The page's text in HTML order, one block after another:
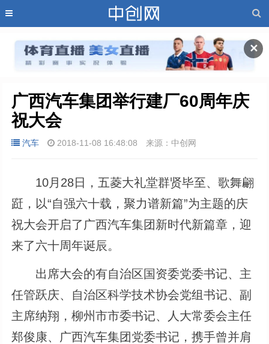
✕
广西汽车集团举行建厂60周年庆
祝大会
汽车 2018-11-08 16:48:08 来源：中创网
10月28日，五菱大礼堂群贤毕至、歌舞翩
跹，以“自强六十载，聚力谱新篇”为主题的庆
祝大会开启了广西汽车集团新时代新篇章，迎
来了六十周年诞辰。
出席大会的有自治区国资委党委书记、主
任管跃庆、自治区科学技术协会党组书记、副
主席纳翔，柳州市市委书记、人大常委会主任
郑俊康、广西汽车集团党委书记，携手曾并肩